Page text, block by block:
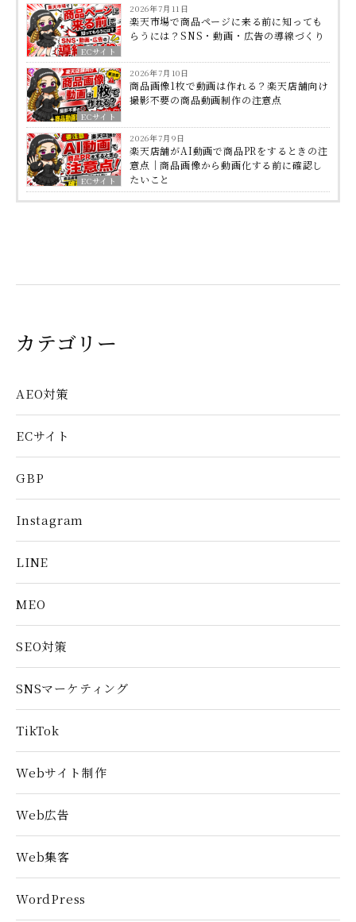
ECサイト
2026年7月11日
楽天市場で商品ページに来る前に知っても
らうには？SNS・動画・広告の導線づくり
ECサイト
2026年7月10日
商品画像1枚で動画は作れる？楽天店舗向け
撮影不要の商品動画制作の注意点
ECサイト
2026年7月9日
楽天店舗がAI動画で商品PRをするときの注
意点｜商品画像から動画化する前に確認し
たいこと
カテゴリー
AEO対策
ECサイト
GBP
Instagram
LINE
MEO
SEO対策
SNSマーケティング
TikTok
Webサイト制作
Web広告
Web集客
WordPress